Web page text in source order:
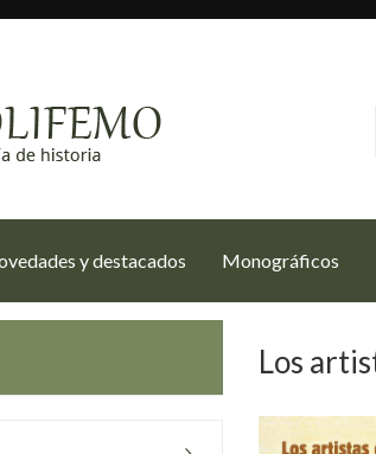
y destacados Monográficos
Los